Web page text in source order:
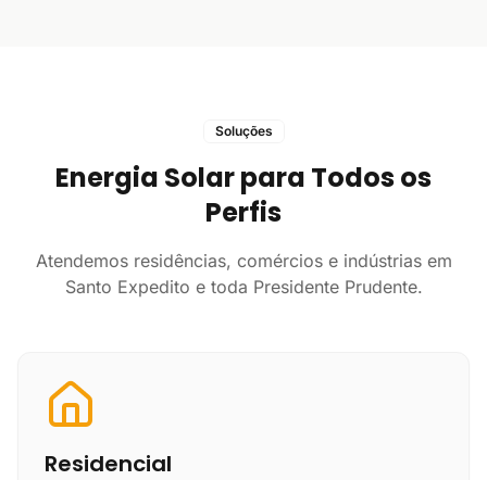
Soluções
Energia Solar para Todos os
Perfis
Atendemos residências, comércios e indústrias em
Santo Expedito e toda Presidente Prudente.
Residencial